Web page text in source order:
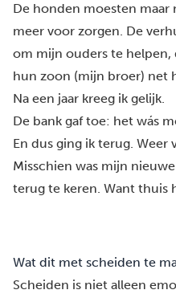
De honden moesten maar
meer voor zorgen. De
om mijn ouders te helpen,
hun zoon (mijn broer) net
Na een jaar kreeg ik gelijk.
De bank gaf toe: het wás
En dus ging ik terug. Weer
Misschien was mijn
terug te keren. Want thuis
Wat dit met scheiden te
Scheiden is niet alleen